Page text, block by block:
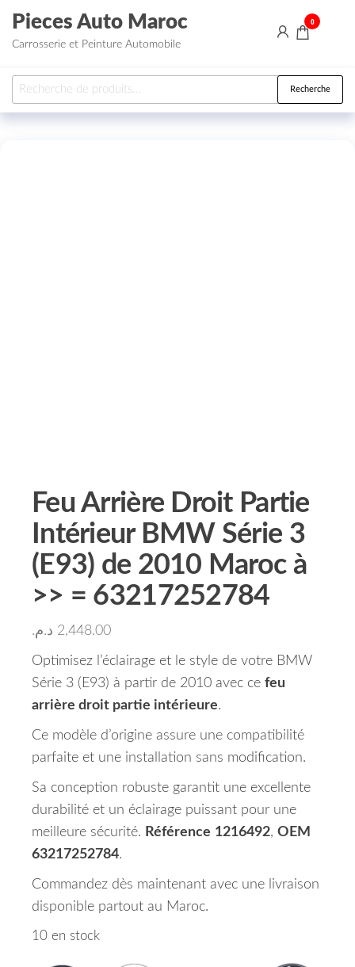
Aller au contenu
Pieces Auto Maroc
Carrosserie et Peinture Automobile
0
Recherche pour : Recherche
Feu Arrière Droit Partie
Intérieur BMW Série 3
(E93) de 2010 Maroc à
>> = 63217252784
2,448.00 د.م.
Optimisez l’éclairage et le style de votre BMW
Série 3 (E93) à partir de 2010 avec ce feu
arrière droit partie intérieure.
Ce modèle d’origine assure une compatibilité
parfaite et une installation sans modification.
Sa conception robuste garantit une excellente
durabilité et un éclairage puissant pour une
meilleure sécurité. Référence 1216492, OEM
63217252784.
Commandez dès maintenant avec une livraison
disponible partout au Maroc.
10 en stock